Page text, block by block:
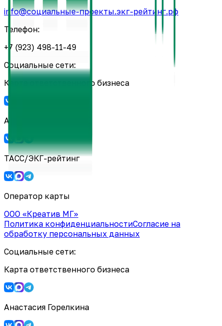
info@социальные-проекты.экг-рейтинг.рф
Телефон:
+7 (923) 498-11-49
Социальные сети:
Карта ответственного бизнеса
Анастасия Горелкина
ТАСС/ЭКГ-рейтинг
Оператор карты
ООО «Креатив МГ»
Политика конфиденциальностиСогласие на
обработку персональных данных
Социальные сети:
Карта ответственного бизнеса
Анастасия Горелкина